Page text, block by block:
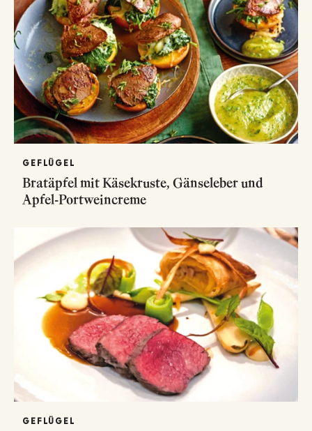
GEFLÜGEL
Bratäpfel mit Käsekruste, Gänseleber und
Apfel-Portweincreme
GEFLÜGEL